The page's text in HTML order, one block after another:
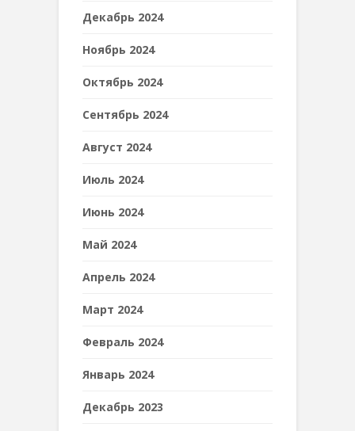
Декабрь 2024
Ноябрь 2024
Октябрь 2024
Сентябрь 2024
Август 2024
Июль 2024
Июнь 2024
Май 2024
Апрель 2024
Март 2024
Февраль 2024
Январь 2024
Декабрь 2023